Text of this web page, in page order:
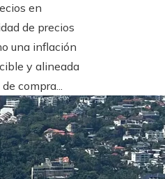
en
de precios
una inflación
y alineada
compra...